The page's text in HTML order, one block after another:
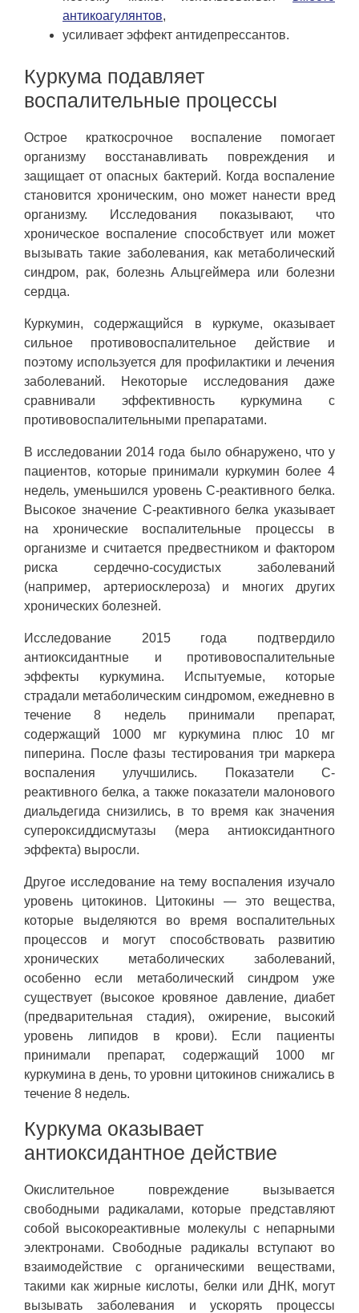
антикоагулянтов,
усиливает эффект антидепрессантов.
Куркума подавляет
воспалительные процессы
Острое краткосрочное воспаление помогает
организму восстанавливать повреждения и
защищает от опасных бактерий. Когда воспаление
становится хроническим, оно может нанести вред
организму. Исследования показывают, что
хроническое воспаление способствует или может
вызывать такие заболевания, как метаболический
синдром, рак, болезнь Альцгеймера или болезни
сердца.
Куркумин, содержащийся в куркуме, оказывает
сильное противовоспалительное действие и
поэтому используется для профилактики и лечения
заболеваний. Некоторые исследования даже
сравнивали эффективность куркумина с
противовоспалительными препаратами.
В исследовании 2014 года было обнаружено, что у
пациентов, которые принимали куркумин более 4
недель, уменьшился уровень С-реактивного белка.
Высокое значение С-реактивного белка указывает
на хронические воспалительные процессы в
организме и считается предвестником и фактором
риска сердечно-сосудистых заболеваний
(например, артериосклероза) и многих других
хронических болезней.
Исследование 2015 года подтвердило
антиоксидантные и противовоспалительные
эффекты куркумина. Испытуемые, которые
страдали метаболическим синдромом, ежедневно в
течение 8 недель принимали препарат,
содержащий 1000 мг куркумина плюс 10 мг
пиперина. После фазы тестирования три маркера
воспаления улучшились. Показатели С-
реактивного белка, а также показатели малонового
диальдегида снизились, в то время как значения
супероксиддисмутазы (мера антиоксидантного
эффекта) выросли.
Другое исследование на тему воспаления изучало
уровень цитокинов. Цитокины — это вещества,
которые выделяются во время воспалительных
процессов и могут способствовать развитию
хронических метаболических заболеваний,
особенно если метаболический синдром уже
существует (высокое кровяное давление, диабет
(предварительная стадия), ожирение, высокий
уровень липидов в крови). Если пациенты
принимали препарат, содержащий 1000 мг
куркумина в день, то уровни цитокинов снижались в
течение 8 недель.
Куркума оказывает
антиоксидантное действие
Окислительное повреждение вызывается
свободными радикалами, которые представляют
собой высокореактивные молекулы с непарными
электронами. Свободные радикалы вступают во
взаимодействие с органическими веществами,
такими как жирные кислоты, белки или ДНК, могут
вызывать заболевания и ускорять процессы